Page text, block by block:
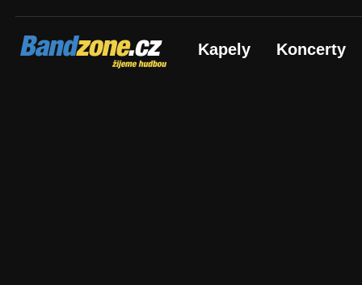
Bandzone.cz
žijeme hudbou Kapely Koncerty